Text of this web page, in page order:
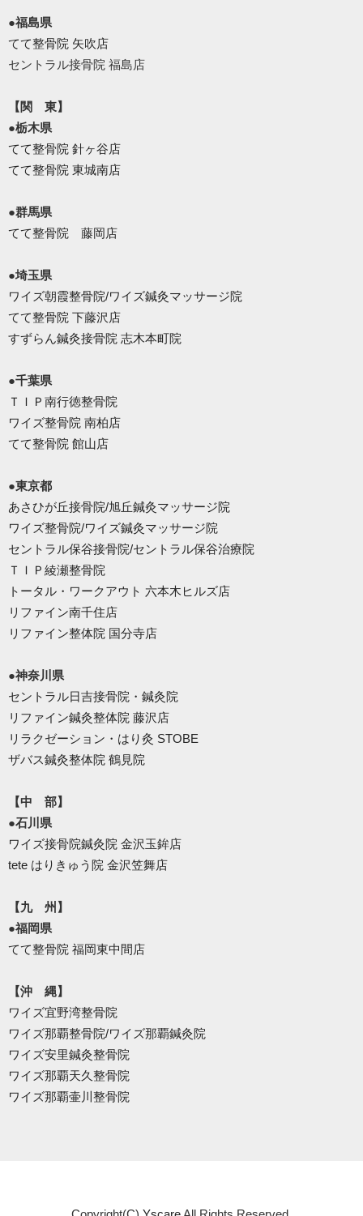
●福島県
てて整骨院 矢吹店
セントラル接骨院 福島店
【関 東】
●栃木県
てて整骨院 針ヶ谷店
てて整骨院 東城南店
●群馬県
てて整骨院 藤岡店
●埼玉県
ワイズ朝霞整骨院/ワイズ鍼灸マッサージ院
てて整骨院 下藤沢店
すずらん鍼灸接骨院 志木本町院
●千葉県
ＴＩＰ南行徳整骨院
ワイズ整骨院 南柏店
てて整骨院 館山店
●東京都
あさひが丘接骨院/旭丘鍼灸マッサージ院
ワイズ整骨院/ワイズ鍼灸マッサージ院
セントラル保谷接骨院/セントラル保谷治療院
ＴＩＰ綾瀬整骨院
トータル・ワークアウト 六本木ヒルズ店
リファイン南千住店
リファイン整体院 国分寺店
●神奈川県
セントラル日吉接骨院・鍼灸院
リファイン鍼灸整体院 藤沢店
リラクゼーション・はり灸 STOBE
ザバス鍼灸整体院 鶴見院
【中 部】
●石川県
ワイズ接骨院鍼灸院 金沢玉鉾店
tete はりきゅう院 金沢笠舞店
【九 州】
●福岡県
てて整骨院 福岡東中間店
【沖 縄】
ワイズ宜野湾整骨院
ワイズ那覇整骨院/ワイズ那覇鍼灸院
ワイズ安里鍼灸整骨院
ワイズ那覇天久整骨院
ワイズ那覇壷川整骨院